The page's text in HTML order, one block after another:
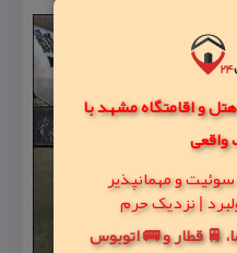
رزرو بیش از 1000 هتل و اقامتگاه مشهد با
و مهمانپذیر
🚆 قطار و 🚌 اتوبوس